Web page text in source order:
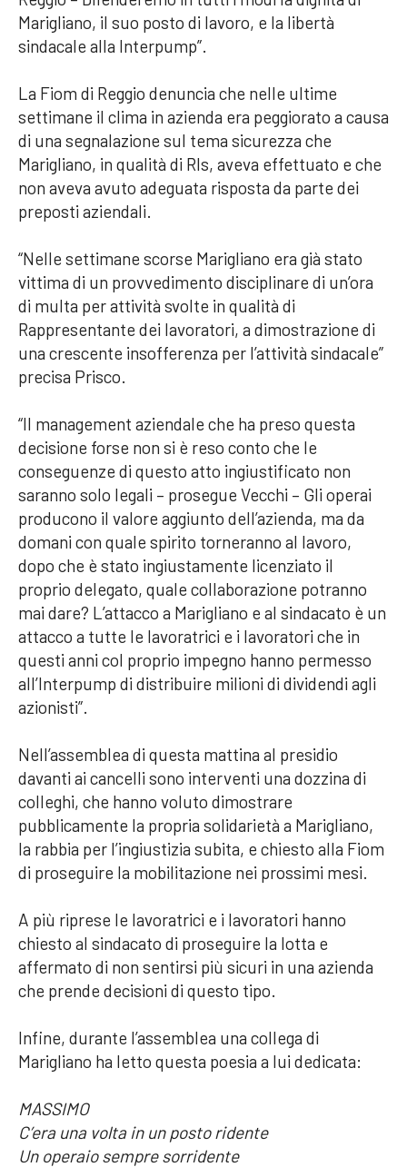
Marigliano, il suo posto di lavoro, e la libertà
sindacale alla Interpump”.
La Fiom di Reggio denuncia che nelle ultime
settimane il clima in azienda era peggiorato a causa
di una segnalazione sul tema sicurezza che
Marigliano, in qualità di Rls, aveva effettuato e che
non aveva avuto adeguata risposta da parte dei
preposti aziendali.
“Nelle settimane scorse Marigliano era già stato
vittima di un provvedimento disciplinare di un’ora
di multa per attività svolte in qualità di
Rappresentante dei lavoratori, a dimostrazione di
una crescente insofferenza per l’attività sindacale”
precisa Prisco.
“Il management aziendale che ha preso questa
decisione forse non si è reso conto che le
conseguenze di questo atto ingiustificato non
saranno solo legali – prosegue Vecchi – Gli operai
producono il valore aggiunto dell’azienda, ma da
domani con quale spirito torneranno al lavoro,
dopo che è stato ingiustamente licenziato il
proprio delegato, quale collaborazione potranno
mai dare? L’attacco a Marigliano e al sindacato è un
attacco a tutte le lavoratrici e i lavoratori che in
questi anni col proprio impegno hanno permesso
all’Interpump di distribuire milioni di dividendi agli
azionisti”.
Nell’assemblea di questa mattina al presidio
davanti ai cancelli sono interventi una dozzina di
colleghi, che hanno voluto dimostrare
pubblicamente la propria solidarietà a Marigliano,
la rabbia per l’ingiustizia subita, e chiesto alla Fiom
di proseguire la mobilitazione nei prossimi mesi.
A più riprese le lavoratrici e i lavoratori hanno
chiesto al sindacato di proseguire la lotta e
affermato di non sentirsi più sicuri in una azienda
che prende decisioni di questo tipo.
Infine, durante l’assemblea una collega di
Marigliano ha letto questa poesia a lui dedicata:
MASSIMO
C’era una volta in un posto ridente
Un operaio sempre sorridente